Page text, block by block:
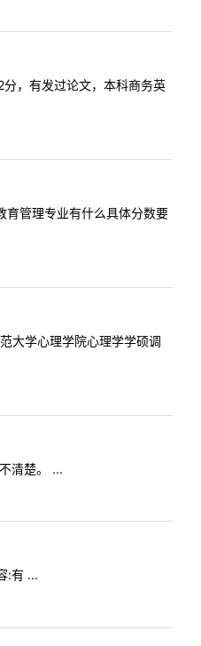
，有发过论文，本科商务英
管理专业有什么具体分数要
大学心理学院心理学学硕调
清楚。 ...
:有 ...